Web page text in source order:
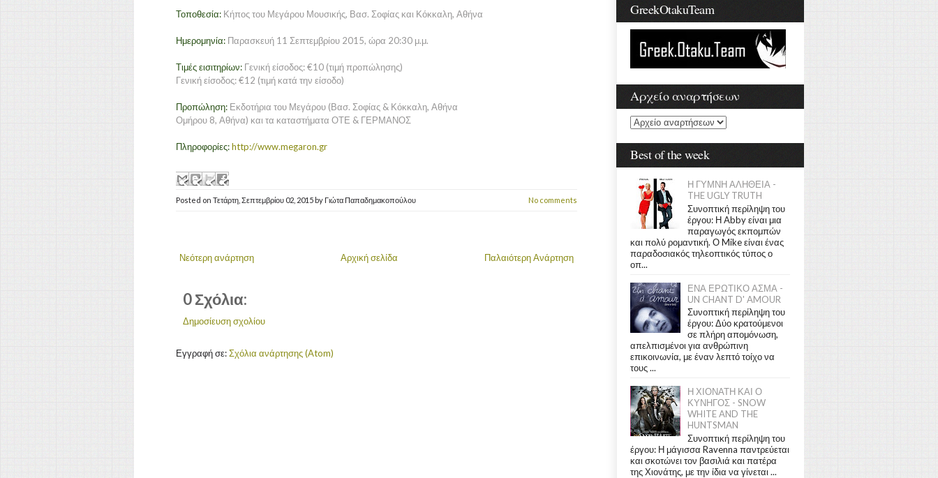
Τοποθεσία: Κήπος του Μεγάρου Μουσικής, Βασ. Σοφίας και Κόκκαλη, Αθήνα
Ημερομηνία: Παρασκευή 11 Σεπτεμβρίου 2015, ώρα 20:30 μ.μ.
Τιμές εισιτηρίων: Γενική είσοδος: €10 (τιμή προπώλησης)
Γενική είσοδος: €12 (τιμή κατά την είσοδο)
Προπώληση: Εκδοτήρια του Μεγάρου (Βασ. Σοφίας & Κόκκαλη, Αθήνα
Ομήρου 8, Αθήνα) και τα καταστήματα ΟΤΕ & ΓΕΡΜΑΝΟΣ
Πληροφορίες:http://www.megaron.gr
Posted on Τετάρτη, Σεπτεμβρίου 02, 2015 by Γιώτα Παπαδημακοπούλου No comments
Νεότερη ανάρτηση Παλαιότερη Ανάρτηση
Αρχική σελίδα
0 Σχόλια:
Δημοσίευση σχολίου
Εγγραφή σε:Σχόλια ανάρτησης (Atom)
GreekOtakuTeam
Αρχείο αναρτήσεων
Best of the week
Η ΓΥΜΝΗ ΑΛΗΘΕΙΑ -
THE UGLY TRUTH
Συνοπτική περίληψη του
έργου: Η Abby είναι μια
παραγωγός εκπομπών
και πολύ ρομαντική. Ο Mike είναι ένας
παραδοσιακός τηλεοπτικός τύπος ο
οπ...
ΕΝΑ ΕΡΩΤΙΚΟ ΑΣΜΑ -
UN CHANT D' AMOUR
Συνοπτική περίληψη του
έργου: Δύο κρατούμενοι
σε πλήρη απομόνωση,
απελπισμένοι για ανθρώπινη
επικοινωνία, με έναν λεπτό τοίχο να
τους ...
Η ΧΙΟΝΑΤΗ ΚΑΙ Ο
ΚΥΝΗΓΟΣ - SNOW
WHITE AND THE
HUNTSMAN
Συνοπτική περίληψη του
έργου: Η μάγισσα Ravenna παντρεύεται
και σκοτώνει τον βασιλιά και πατέρα
της Χιονάτης, με την ίδια να γίνεται ...